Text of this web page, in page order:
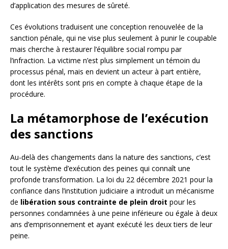
d’application des mesures de sûreté.
Ces évolutions traduisent une conception renouvelée de la
sanction pénale, qui ne vise plus seulement à punir le coupable
mais cherche à restaurer l’équilibre social rompu par
l’infraction. La victime n’est plus simplement un témoin du
processus pénal, mais en devient un acteur à part entière,
dont les intérêts sont pris en compte à chaque étape de la
procédure.
La métamorphose de l’exécution
des sanctions
Au-delà des changements dans la nature des sanctions, c’est
tout le système d’exécution des peines qui connaît une
profonde transformation. La loi du 22 décembre 2021 pour la
confiance dans l’institution judiciaire a introduit un mécanisme
de libération sous contrainte de plein droit pour les
personnes condamnées à une peine inférieure ou égale à deux
ans d’emprisonnement et ayant exécuté les deux tiers de leur
peine.